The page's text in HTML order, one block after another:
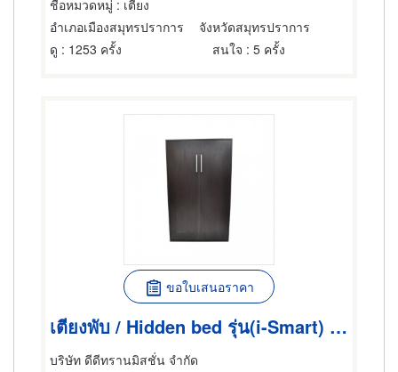
ชื่อหมวดหมู่ : เตียง
อำเภอเมืองสมุทรปราการ
จังหวัดสมุทรปราการ
ดู : 1253 ครั้ง สนใจ : 5 ครั้ง
ขอใบเสนอราคา
เตียงพับ / Hidden bed รุ่น(i-Smart) / SWB.V120H i-Smart (double size 4 ft.)
บริษัท ดีดีทรานมิสชั่น จำกัด